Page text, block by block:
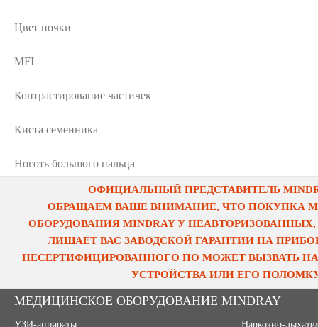
Цвет почки
MFI
Контрастирование частичек
Киста семенника
Ноготь большого пальца
ОФИЦИАЛЬНЫЙ ПРЕДСТАВИТЕЛЬ
ОБРАЩАЕМ ВАШЕ ВНИМАНИЕ, ЧТО ПОКУПКА
ОБОРУДОВАНИЯ MINDRAY У
ЛИШАЕТ ВАС ЗАВОДСКОЙ ГАРАНТИИ НА
НЕСЕРТИФИЦИРОВАННОГО ПО МОЖЕТ ВЫЗВАТЬ
УСТРОЙСТВА ИЛИ ЕГО
МЕДИЦИНСКОЕ ОБОРУДОВАНИЕ MINDRAY
УЗИ-аппараты
Наркозно-